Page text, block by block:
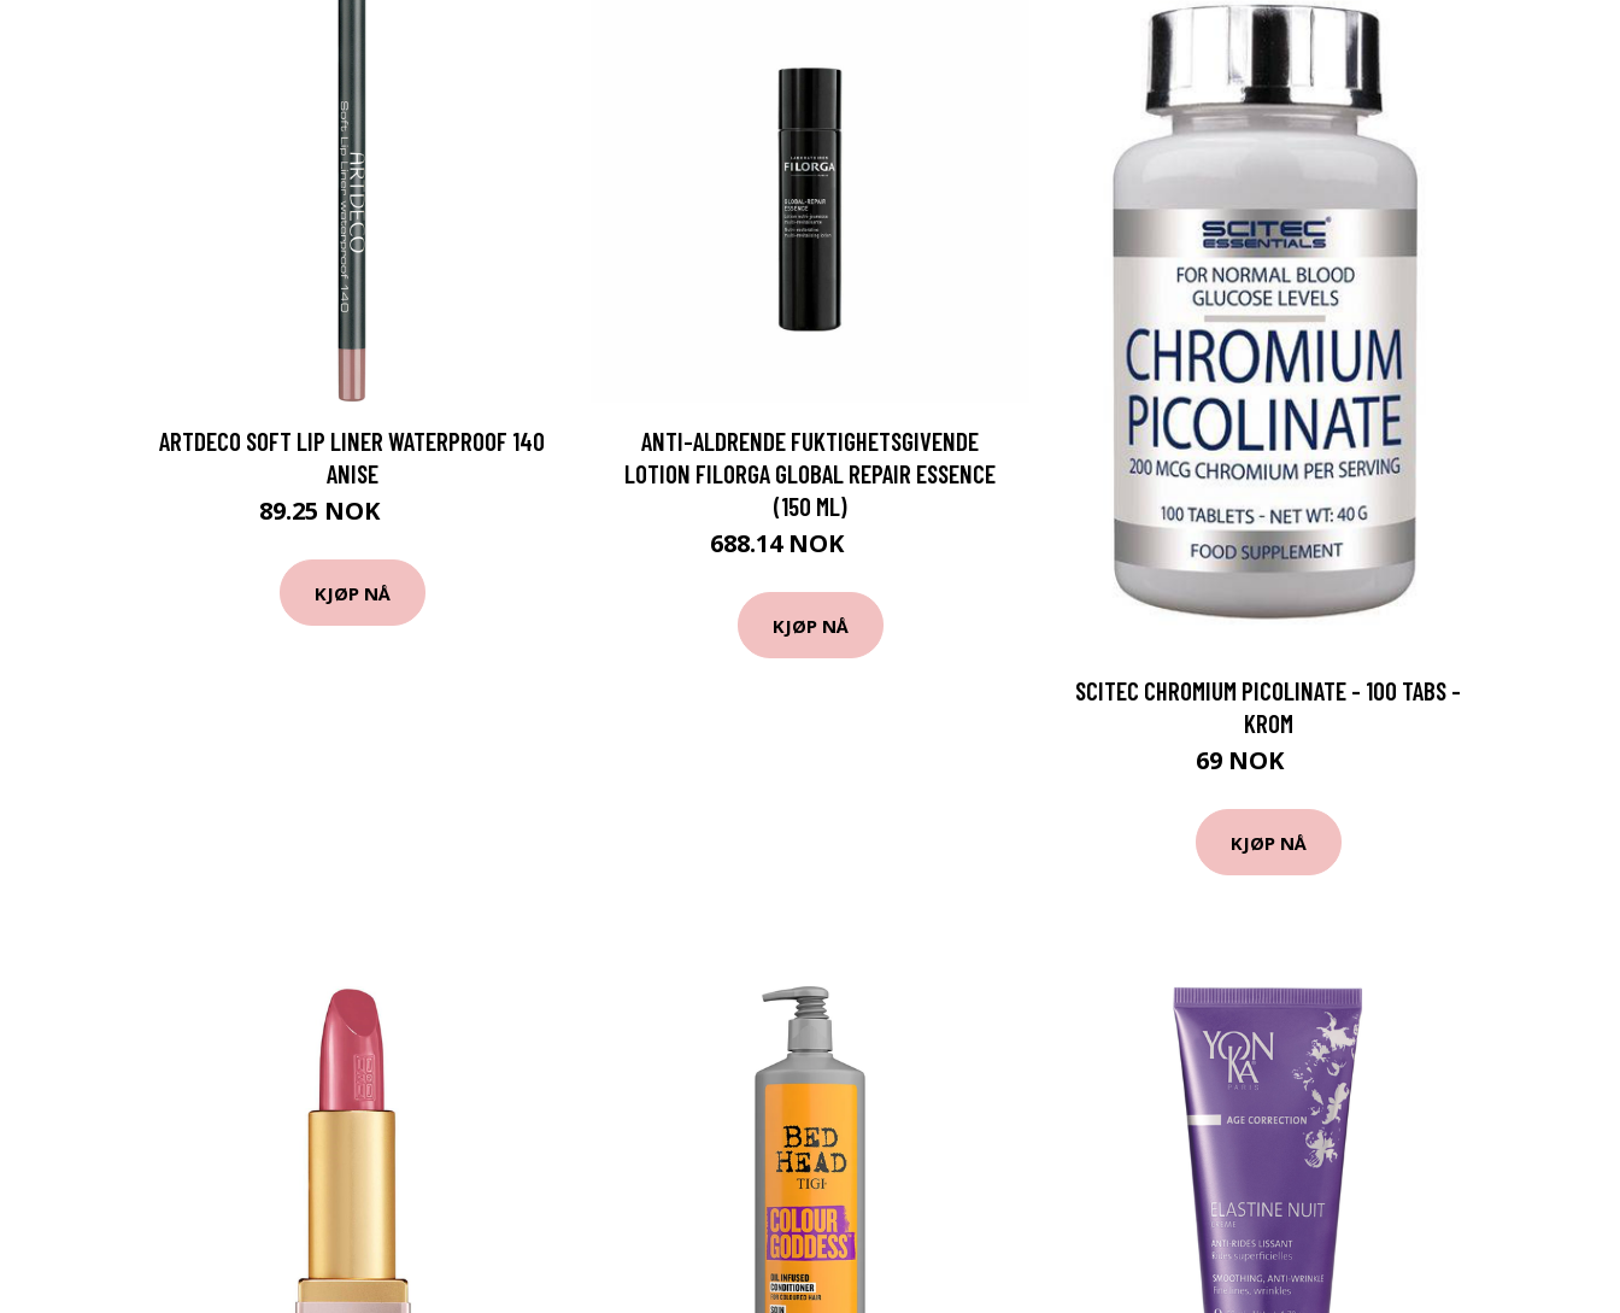
ARTDECO SOFT LIP LINER WATERPROOF 140
ANISE
89.25 NOK
KJØP NÅ
ANTI-ALDRENDE FUKTIGHETSGIVENDE
LOTION FILORGA GLOBAL REPAIR ESSENCE
(150 ML)
688.14 NOK
KJØP NÅ
SCITEC CHROMIUM PICOLINATE - 100 TABS -
KROM
69 NOK
KJØP NÅ